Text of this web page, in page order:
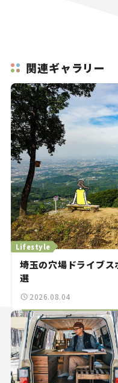
関連ギャラリー
Lifestyle
埼玉の穴場ドライブ
選
2026.08.04